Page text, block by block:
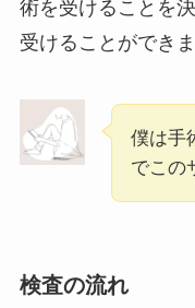
術を受けることを
受けることができ
僕は手
でこの
検査の流れ